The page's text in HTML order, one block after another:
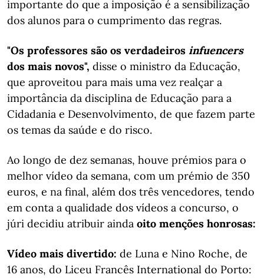
importante do que a imposição é a sensibilização
dos alunos para o cumprimento das regras.
"Os professores são os verdadeiros infuencers
dos mais novos", disse o ministro da Educação,
que aproveitou para mais uma vez realçar a
importância da disciplina de Educação para a
Cidadania e Desenvolvimento, de que fazem parte
os temas da saúde e do risco.
Ao longo de dez semanas, houve prémios para o
melhor vídeo da semana, com um prémio de 350
euros, e na final, além dos três vencedores, tendo
em conta a qualidade dos vídeos a concurso, o
júri decidiu atribuir ainda oito menções honrosas:
Vídeo mais divertido: de Luna e Nino Roche, de
16 anos, do Liceu Francês International do Porto: